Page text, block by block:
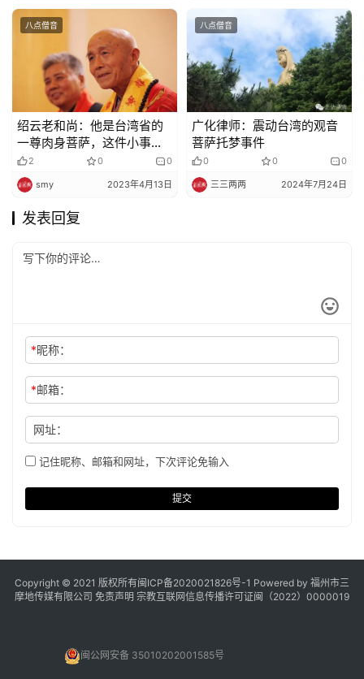
八点僧音
绍云老和尚：他是台湾省的
一尊肉身菩萨，这件小事，
给他增加了大福德
2 0 0
smy 2023年4月13日
八点僧音
广化律师：震动台湾的观音
菩萨托梦事件
0 0 0
三三两两 2024年7月24日
发表回复
*昵称：
*邮箱：
网址：
记住昵称、邮箱和网址，下次评论免输入
提交
Copyright © 2021 版权所有闽ICP备2020021826号-1 Powered by 福州市三
摩地传媒有限公司 免责声明 宗教互联网信息传播许可证闽（2022）0000019
闽公网安备 35010202001585号